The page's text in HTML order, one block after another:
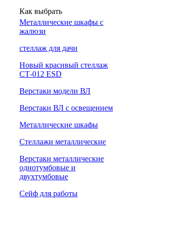
Как выбрать
Металлические шкафы с
жалюзи
cтеллаж для дачи
Новый красивый стеллаж
СТ-012 ESD
Верстаки модели ВЛ
Верстаки ВЛ с освещением
Металлические шкафы
Стеллажи металлические
Верстаки металлические
однотумбовые и
двухтумбовые
Сейф для работы